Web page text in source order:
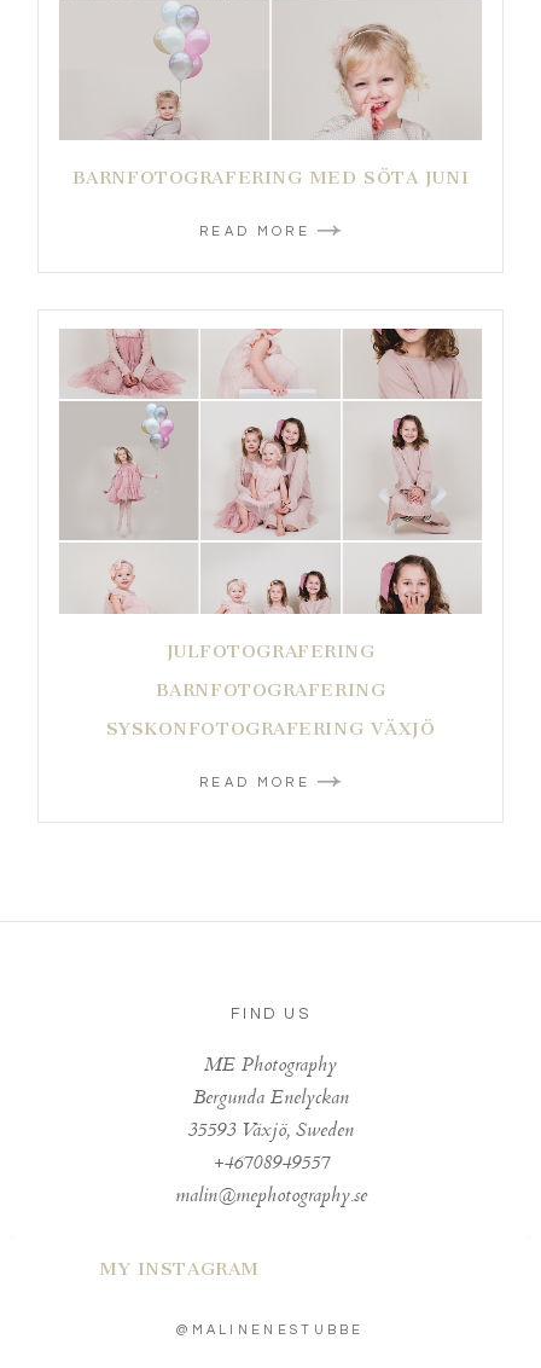
BARNFOTOGRAFERING MED SÖTA JUNI
READ MORE
JULFOTOGRAFERING
BARNFOTOGRAFERING
SYSKONFOTOGRAFERING VÄXJÖ
READ MORE
FIND US
ME Photography
Bergunda Enelyckan
35593 Växjö, Sweden
+46708949557
malin@mephotography.se
MY INSTAGRAM
@MALINENESTUBBE